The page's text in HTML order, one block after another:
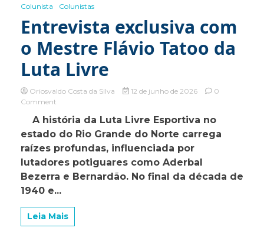
Colunista Colunistas
Entrevista exclusiva com
o Mestre Flávio Tatoo da
Luta Livre
Oriosvaldo Costa da Silva 12 de junho de 2026
0
Comment
exclusiva
com
Mestre
Flávio
Tatoo
Luta
Livre
A história da Luta Livre Esportiva no
estado do Rio Grande do Norte carrega
raízes profundas, influenciada por
lutadores potiguares como Aderbal
Bezerra e Bernardão. No final da década de
1940 e...
Leia Mais